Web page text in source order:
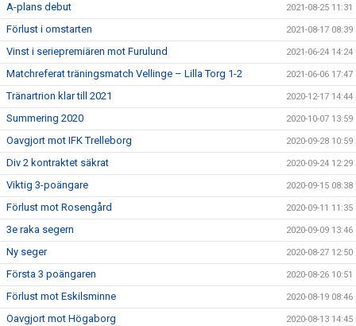
A-plans debut 2021-08-25 11:31
Förlust i omstarten 2021-08-17 08:39
Vinst i seriepremiären mot Furulund 2021-06-24 14:24
Matchreferat träningsmatch Vellinge – Lilla Torg 1-2 2021-06-06 17:47
Tränartrion klar till 2021 2020-12-17 14:44
Summering 2020 2020-10-07 13:59
Oavgjort mot IFK Trelleborg 2020-09-28 10:59
Div 2 kontraktet säkrat 2020-09-24 12:29
Viktig 3-poängare 2020-09-15 08:38
Förlust mot Rosengård 2020-09-11 11:35
3e raka segern 2020-09-09 13:46
Ny seger 2020-08-27 12:50
Första 3 poängaren 2020-08-26 10:51
Förlust mot Eskilsminne 2020-08-19 08:46
Oavgjort mot Högaborg 2020-08-13 14:45